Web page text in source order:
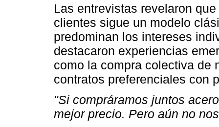
Las entrevistas revelaron
clientes sigue un modelo
predominan los intereses
destacaron experiencias
como la compra colectiva de
contratos preferenciales con
"Si compráramos juntos
mejor precio. Pero aún no